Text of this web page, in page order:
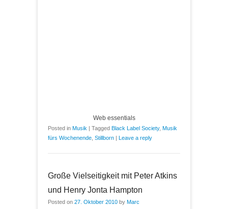
Web essentials
Posted in Musik | Tagged Black Label Society, Musik
fürs Wochenende Stillborn | Leave a reply
Große Vielseitigkeit mit Peter Atkins
und Henry Jonta Hampton
Posted on 27. Oktober 2010 by Marc